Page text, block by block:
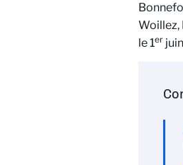
Woillez,
le 1er